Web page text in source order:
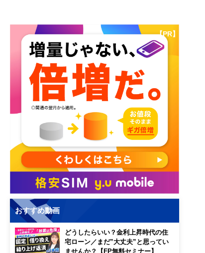
【PR】
おすすめ動画
どうしたらいい？金利上昇時代の住
宅ローン／まだ”大丈夫”と思ってい
ませんか？【FP無料セミナー】